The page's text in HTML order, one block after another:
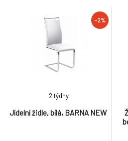
Dodávané smontované. Při
koupi více než 20 kusů židle
JEFF 2 NEW je cena židle
úžasných 690 Kč. Hmotnost:
-2%
Jídelní židle, bílá, BARNA NEW
2 týdny